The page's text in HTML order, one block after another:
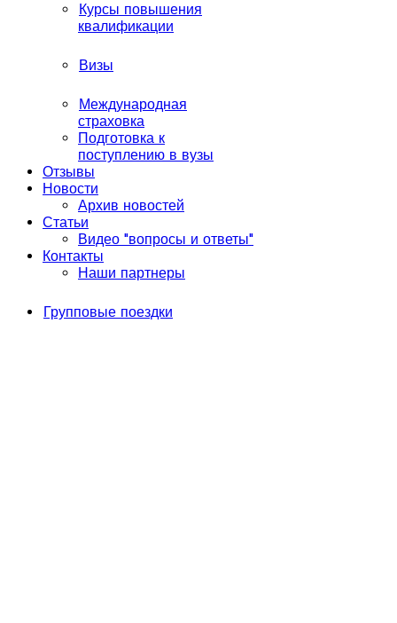
Курсы повышения
квалификации
Визы
Международная
страховка
Подготовка к
поступлению в вузы
Отзывы
Новости
Архив новостей
Статьи
Видео "вопросы и ответы"
Контакты
Наши партнеры
Групповые поездки